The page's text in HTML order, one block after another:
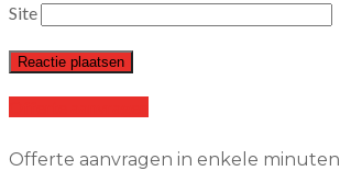
Site
Offerte aanvragen in enkele minuten